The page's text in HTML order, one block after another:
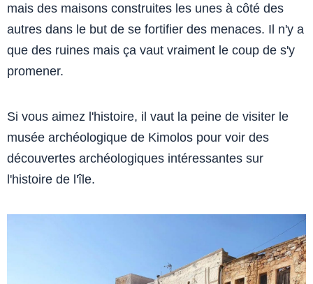
mais des maisons construites les unes à côté des
autres dans le but de se fortifier des menaces. Il n'y a
que des ruines mais ça vaut vraiment le coup de s'y
promener.
Si vous aimez l'histoire, il vaut la peine de visiter le
musée archéologique de Kimolos pour voir des
découvertes archéologiques intéressantes sur
l'histoire de l'île.